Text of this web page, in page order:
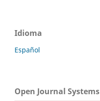
Idioma
Español
Open Journal Systems